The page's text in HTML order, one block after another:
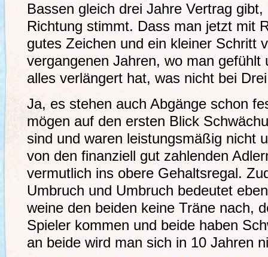
Bassen gleich drei Jahre Vertrag
Richtung stimmt. Dass man jetzt mit
gutes Zeichen und ein kleiner Schritt
vergangenen Jahren, wo man gefühlt
alles verlängert hat, was nicht bei
Ja, es stehen auch Abgänge schon
mögen auf den ersten Blick
sind und waren leistungsmäßig nicht
von den finanziell gut zahlenden
vermutlich ins obere Gehaltsregal.
Umbruch und Umbruch bedeutet
weine den beiden keine Träne nach,
Spieler kommen und beide haben
an beide wird man sich in 10 Jahren